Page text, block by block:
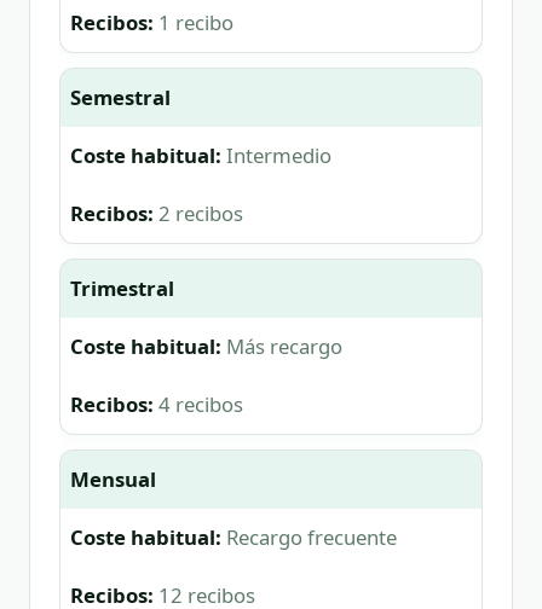
1 recibo
Semestral
Intermedio
2 recibos
Trimestral
Más recargo
4 recibos
Mensual
Recargo frecuente
12 recibos